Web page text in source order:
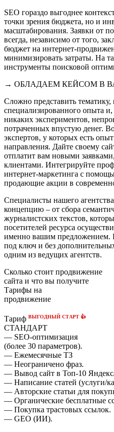
SEO гораздо выгоднее
точки зрения бюджета, но и
масштабирования. Заявки от
всегда, независимо от того,
бюджет на интернет-
минимизировать затраты. На
инструменты поисковой
→ ОБЛАДАЕМ КЕЙСОМ В
Сложно представить тематику,
специализированного опыта
никаких экспериментов,
потраченных впустую денег.
экспертов, у которых есть
направления. Дайте своему
отплатит вам новыми
клиентами. Интегрируйте
интернет-маркетинга с
продающие акции в
Специалисты нашего
концепцию – от сбора
журналистских текстов,
посетителей ресурса
именно вашим предложением.
под ключ и без
одним из ведущих агентств.
Сколько стоит продвижение
сайта и что вы получите
Тарифы на
продвижение
Тариф ВЫГОДНЫЙ СТАРТ 👍
СТАНДАРТ
— SEO-оптимизация
(более 30 параметров).
— Ежемесячные ТЗ
— Неограничено фраз.
— Вывод сайт в Топ-10
— Написание статей (услуги/
— Авторские статьи для
— Органические бесплатные
— Покупка трастовых ссылок.
— GEO (ИИ).